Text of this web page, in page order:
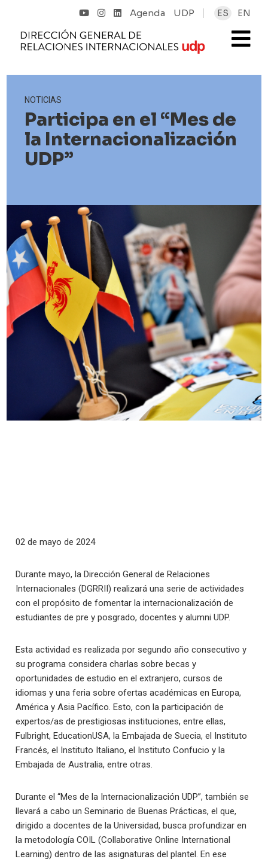
Agenda UDP ES EN
NOTICIAS
Participa en el “Mes de
la Internacionalización
UDP”
02 de mayo de 2024
Durante mayo, la Dirección General de Relaciones
Internacionales (DGRRII) realizará una serie de actividades
con el propósito de fomentar la internacionalización de
estudiantes de pre y posgrado, docentes y alumni UDP.
Esta actividad es realizada por segundo año consecutivo y
su programa considera charlas sobre becas y
oportunidades de estudio en el extranjero, cursos de
idiomas y una feria sobre ofertas académicas en Europa,
América y Asia Pacífico. Esto, con la participación de
expertos/as de prestigiosas instituciones, entre ellas,
Fulbright, EducationUSA, la Embajada de Suecia, el Instituto
Francés, el Instituto Italiano, el Instituto Confucio y la
Embajada de Australia, entre otras.
Durante el “Mes de la Internacionalización UDP”, también se
llevará a cabo un Seminario de Buenas Prácticas, el que,
dirigido a docentes de la Universidad, busca profundizar en
la metodología COIL (Collaborative Online International
Learning) dentro de las asignaturas del plantel. En ese